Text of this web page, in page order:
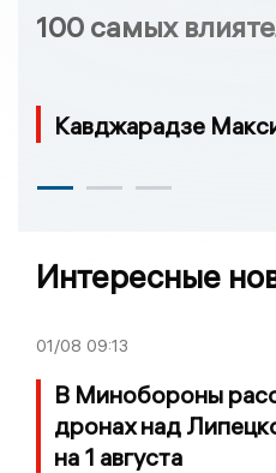
100 самых
Кавджарадзе
Интересные
01/08 09:13
В Минобороны
дронах над
на 1 августа